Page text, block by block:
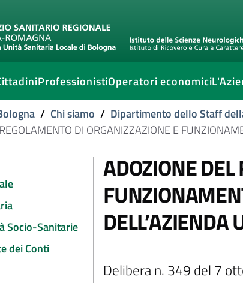
ProfessionistiOperatori economici
/ Chi siamo / Dipartimento dello Staff
DI ORGANIZZAZIONE E
Socio-Sanitarie
dei Conti
ADOZIONE
DELL’AZIENDA
Delibera n. 349 del 7